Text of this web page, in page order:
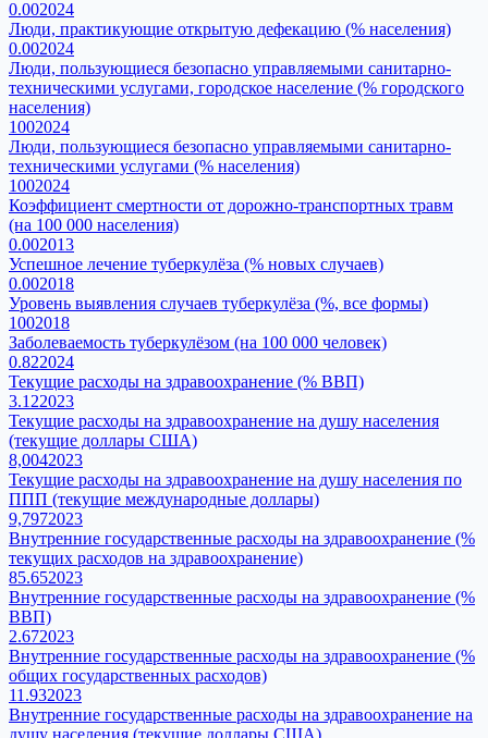
0.002024
Люди, практикующие открытую дефекацию (% населения)
0.002024
Люди, пользующиеся безопасно управляемыми санитарно-
техническими услугами, городское население (% городского
населения)
1002024
Люди, пользующиеся безопасно управляемыми санитарно-
техническими услугами (% населения)
1002024
Коэффициент смертности от дорожно-транспортных травм
(на 100 000 населения)
0.002013
Успешное лечение туберкулёза (% новых случаев)
0.002018
Уровень выявления случаев туберкулёза (%, все формы)
1002018
Заболеваемость туберкулёзом (на 100 000 человек)
0.822024
Текущие расходы на здравоохранение (% ВВП)
3.122023
Текущие расходы на здравоохранение на душу населения
(текущие доллары США)
8,0042023
Текущие расходы на здравоохранение на душу населения по
ППП (текущие международные доллары)
9,7972023
Внутренние государственные расходы на здравоохранение (%
текущих расходов на здравоохранение)
85.652023
Внутренние государственные расходы на здравоохранение (%
ВВП)
2.672023
Внутренние государственные расходы на здравоохранение (%
общих государственных расходов)
11.932023
Внутренние государственные расходы на здравоохранение на
душу населения (текущие доллары США)